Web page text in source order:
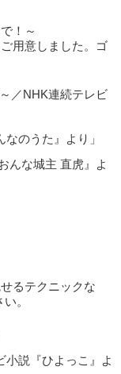
！～
用意しました。ゴ
／NHK連続テレビ
のうた』より」
んな城主 直虎』よ
るテクニックな
。
小説『ひよっこ』よ